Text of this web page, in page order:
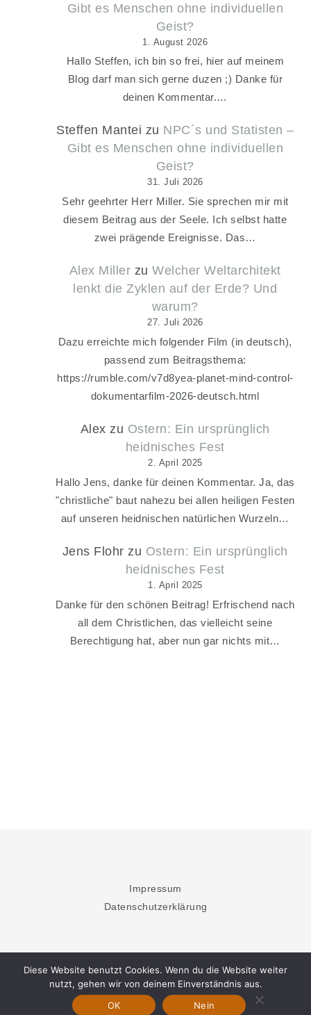
Gibt es Menschen ohne individuellen
Geist?
1. August 2026
Hallo Steffen, ich bin so frei, hier auf meinem
Blog darf man sich gerne duzen ;) Danke für
deinen Kommentar.…
Steffen Mantei zu NPC´s und Statisten –
Gibt es Menschen ohne individuellen
Geist?
31. Juli 2026
Sehr geehrter Herr Miller. Sie sprechen mir mit
diesem Beitrag aus der Seele. Ich selbst hatte
zwei prägende Ereignisse. Das…
Alex Miller zuWelcher Weltarchitekt
lenkt die Zyklen auf der Erde? Und
warum?
27. Juli 2026
Dazu erreichte mich folgender Film (in deutsch),
passend zum Beitragsthema:
https://rumble.com/v7d8yea-planet-mind-control-
dokumentarfilm-2026-deutsch.html
Alex zu Ostern: Ein ursprünglich
heidnisches Fest
2. April 2025
Hallo Jens, danke für deinen Kommentar. Ja, das
"christliche" baut nahezu bei allen heiligen Festen
auf unseren heidnischen natürlichen Wurzeln…
Jens Flohr zu Ostern: Ein ursprünglich
heidnisches Fest
1. April 2025
Danke für den schönen Beitrag! Erfrischend nach
all dem Christlichen, das vielleicht seine
Berechtigung hat, aber nun gar nichts mit…
Impressum
Datenschutzerklärung
Diese Website benutzt Cookies. Wenn du die Website weiter
nutzt, gehen wir von deinem Einverständnis aus.
OK
Nein